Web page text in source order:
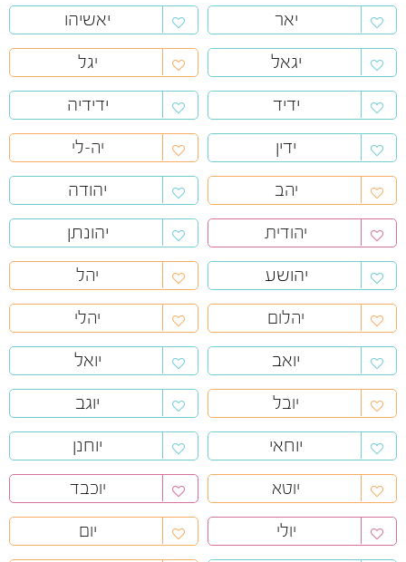
יאר יאשיהו
יגאל יגל
ידיד ידידיה
ידין יה-לי
יהב יהודה
יהודית יהונתן
יהושע יהל
יהלום יהלי
יואב יואל
יובל יוגב
יוחאי יוחנן
יוטא יוכבד
יולי יום